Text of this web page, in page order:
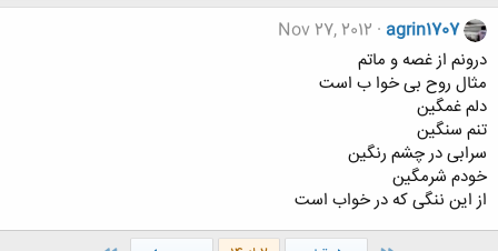
agrin1707
Nov 27, 2012
درونم از غصه و ماتم
مثال روح بی خوا ب است
دلم غمگین
تنم سنگین
سرابی در چشم رنگین
خودم شرمگین
از این ننگی که در خواب است